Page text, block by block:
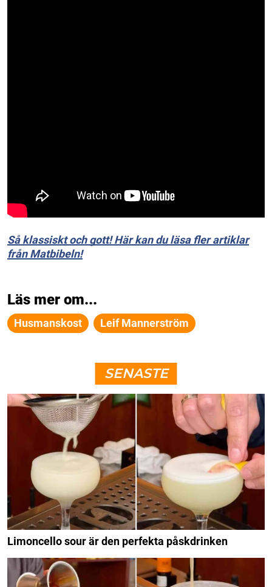
Så klassiskt och gott! Här kan du läsa fler artiklar
från Matbibeln!
Läs mer om...
Husmanskost Leif Mannerström
SENASTE
Limoncello sour är den perfekta påskdrinken